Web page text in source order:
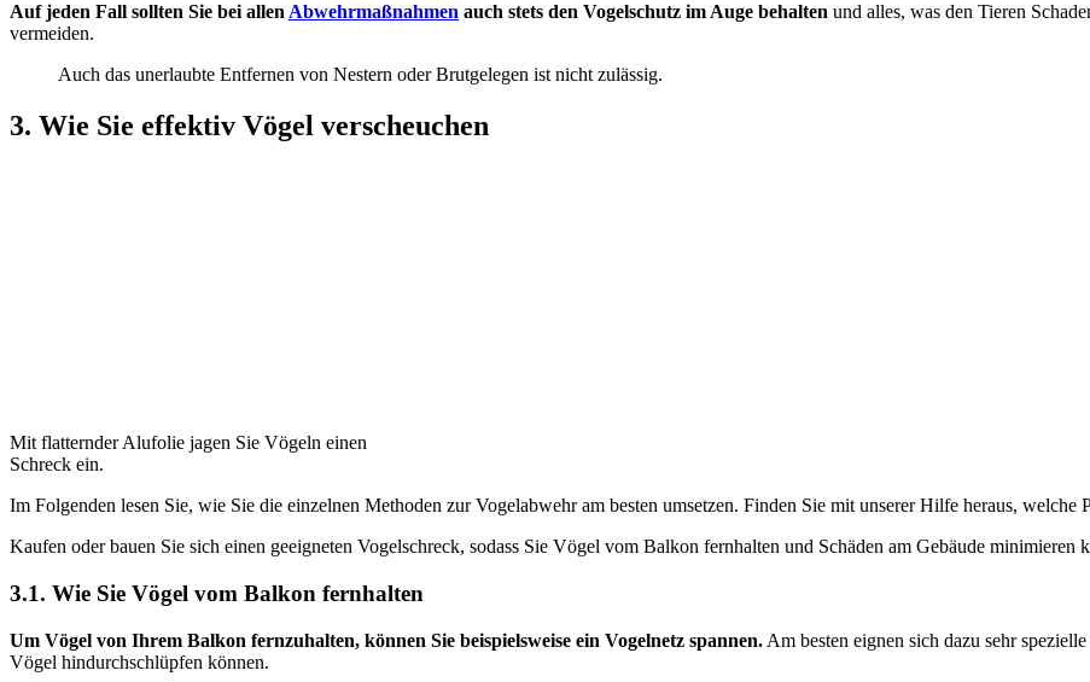
Auf jeden Fall sollten Sie bei allenAbwehrmaßnahmen auch stets den Vogelschutz im Auge behalten und alles, was den Tieren
vermeiden.
Auch das unerlaubte Entfernen von Nestern oder Brutgelegen ist nicht zulässig.
3. Wie Sie effektiv Vögel verscheuchen
Mit flatternder Alufolie jagen Sie Vögeln einen
Schreck ein.
Im Folgenden lesen Sie, wie Sie die einzelnen Methoden zur Vogelabwehr am besten umsetzen. Finden Sie mit unserer Hilfe heraus, welche
Kaufen oder bauen Sie sich einen geeigneten Vogelschreck, sodass Sie Vögel vom Balkon fernhalten und Schäden am Gebäude minimieren
3.1. Wie Sie Vögel vom Balkon fernhalten
Um Vögel von Ihrem Balkon fernzuhalten, können Sie beispielsweise ein Vogelnetz spannen. Am besten eignen sich dazu sehr
Vögel hindurchschlüpfen können.